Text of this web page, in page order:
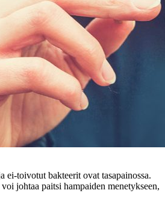
ei-toivotut bakteerit ovat tasapainossa.
johtaa paitsi hampaiden menetykseen,